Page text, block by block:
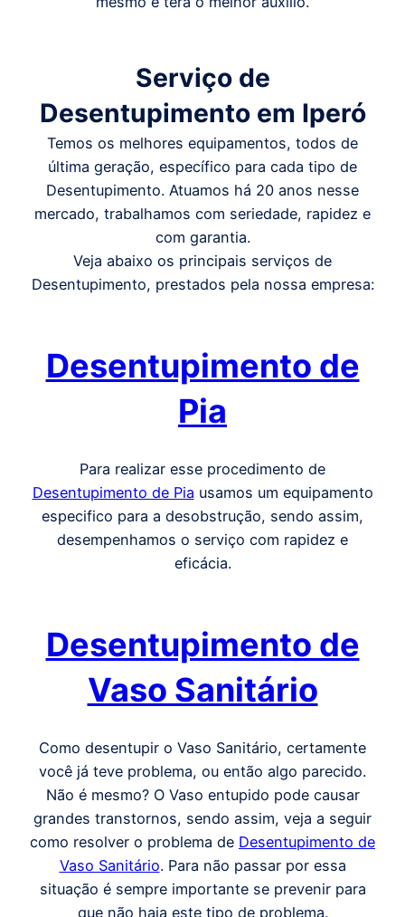
Serviço de
Desentupimento em Iperó
Temos os melhores equipamentos, todos de
última geração, específico para cada tipo de
Desentupimento. Atuamos há 20 anos nesse
mercado, trabalhamos com seriedade, rapidez e
com garantia.
Veja abaixo os principais serviços de
Desentupimento, prestados pela nossa empresa:
Desentupimento de
Pia
Para realizar esse procedimento de
Desentupimento de Pia usamos um equipamento
especifico para a desobstrução, sendo assim,
desempenhamos o serviço com rapidez e
eficácia.
Desentupimento de
Vaso Sanitário
Como desentupir o Vaso Sanitário, certamente
você já teve problema, ou então algo parecido.
Não é mesmo? O Vaso entupido pode causar
grandes transtornos, sendo assim, veja a seguir
como resolver o problema de Desentupimento de
Vaso Sanitário. Para não passar por essa
situação é sempre importante se prevenir para
que não haja este tipo de problema.